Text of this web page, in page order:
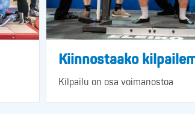
Kiinnostaako
Kilpailu on osa voimanostoa